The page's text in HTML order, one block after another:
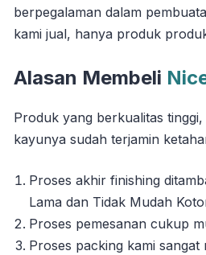
berpegalaman dalam
kami jual, hanya produk
Alasan Membeli
Produk yang berkualitas
kayunya sudah terjamin
Proses akhir finishing
Lama dan Tidak Mudah
Proses pemesanan cukup
Proses packing kami